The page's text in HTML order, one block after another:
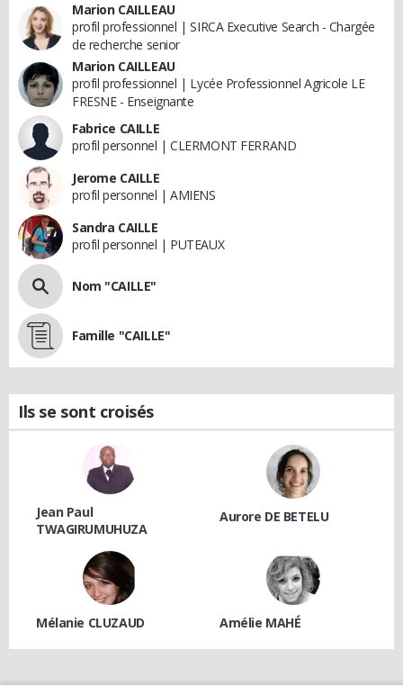
Marion CAILLEAU
profil professionnel | SIRCA Executive Search - Chargée
de recherche senior
Marion CAILLEAU
profil professionnel | Lycée Professionnel Agricole LE
FRESNE - Enseignante
Fabrice CAILLE
profil personnel | CLERMONT FERRAND
Jerome CAILLE
profil personnel | AMIENS
Sandra CAILLE
profil personnel | PUTEAUX
Nom "CAILLE"
Famille "CAILLE"
Ils se sont croisés
Jean Paul
TWAGIRUMUHUZA
Aurore DE BETELU
Mélanie CLUZAUD Amélie MAHÉ